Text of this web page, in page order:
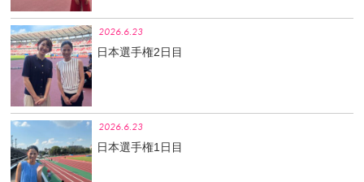
2026.6.23
日本選手権2日目
2026.6.23
日本選手権1日目